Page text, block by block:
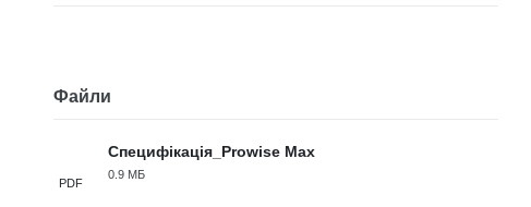
Файли
PDF
Специфікація_Prowise Max
0.9 МБ